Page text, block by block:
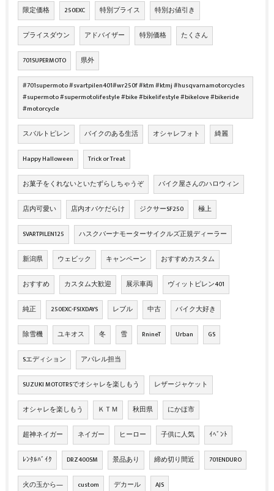
限定価格 250EXC 特別プライス 特別お値引き
プライスダウン アドバイザー 特別価格 たくさん
701SUPERMOTO 県外
#701supermoto #svartpilen401#wr250f #ktm #ktmj #husqvarnamotorcycles
#supermoto #supermotolifestyle #bike #bikelifestyle #bikelove #bikeride
#motorcycle
スバルトピレン バイクのある生活 オシャレフォト 綺麗
Happy Halloween Trick or Treat
お菓子をくれないといたずらしちゃうぞ バイク屋さんのハロウィン
店内可愛い 店内オバケだらけ ジクサーSF250 極上
SVARTPILEN125 ハスクバーナモーターサイクルズ正規ディーラー
新潟県 ウェビック キャンペーン おすすめカスタム
おすすめ カスタム大歓迎 展示車両 ヴィットピレン401
純正 250EXC-FSIXDAYS レブル 中古 バイク大好き
除雪機 ユキオス 冬 雪 RnineT Urban GS
Sエディション アパレル担当
SUZUKI MOTOTRSでオシャレを楽しもう レザージャケット
オシャレを楽しもう ＫＴＭ 秋田県 にかほ市
超神ネイガー ネイガー ヒーロー 子供に人気 ｲﾍﾞﾝﾄ
ﾚﾝﾀﾙﾊﾞｲｸ DRZ400SM 景品あり 締め切り間近 701ENDURO
火の玉から― custom デカール AJS